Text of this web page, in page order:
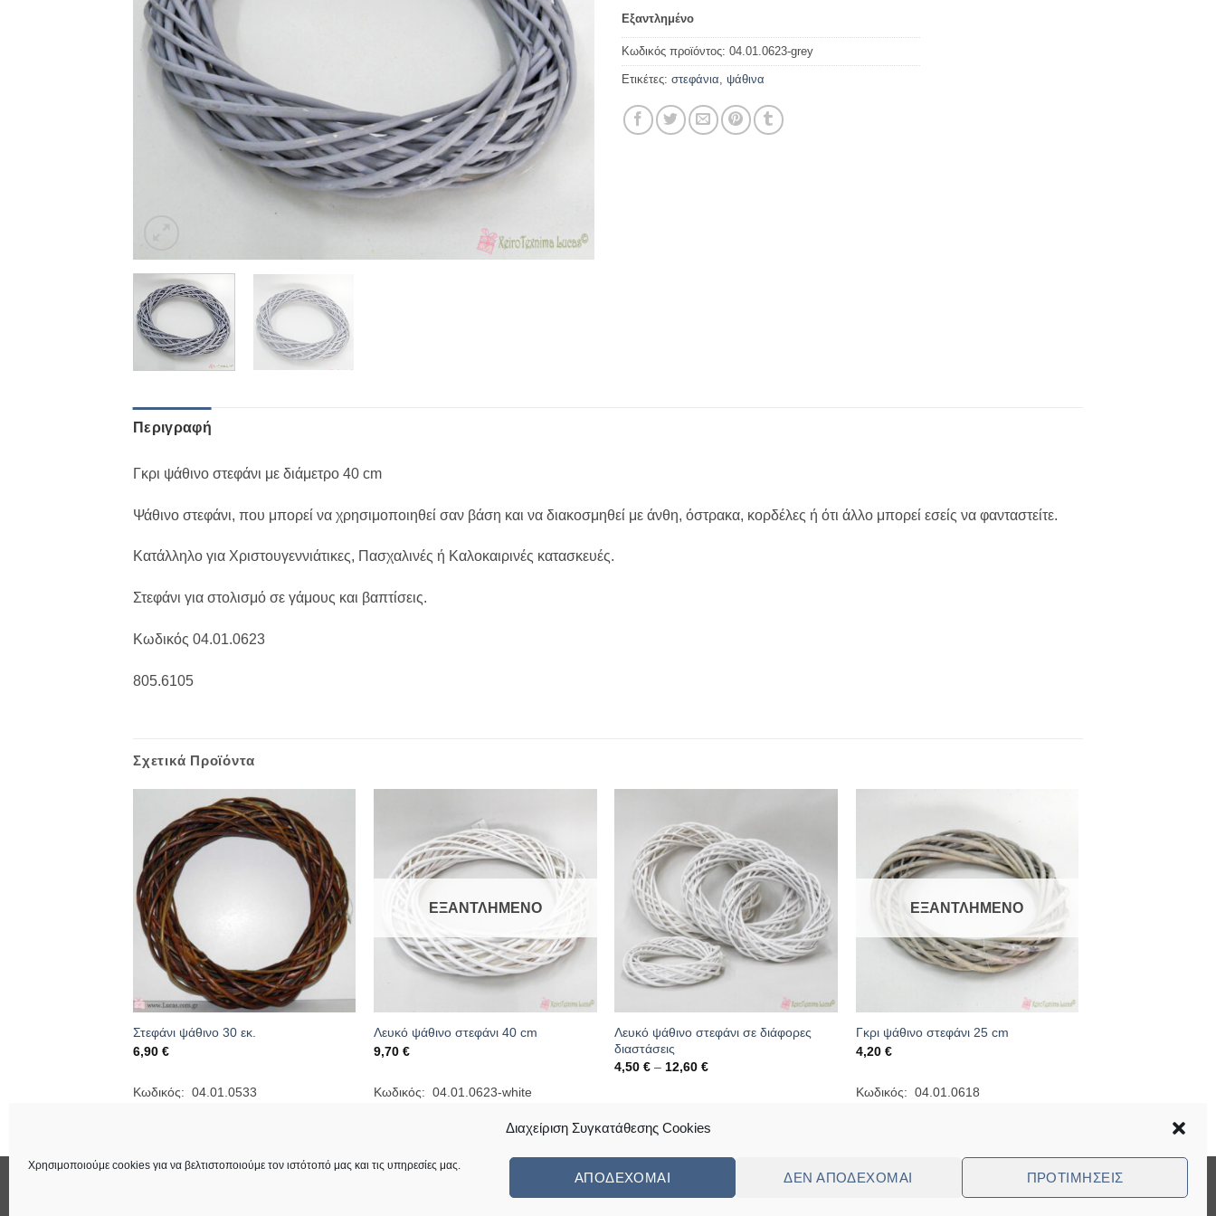
Διαχείριση Συγκατάθεσης Cookies
Χρησιμοποιούμε cookies για να βελτιστοποιούμε τον ιστότοπό μας και τις υπηρεσίες μας.
ΑΠΟΔΈΧΟΜΑΙ ΔΕΝ ΑΠΟΔΈΧΟΜΑΙ ΠΡΟΤΙΜΉΣΕΙΣ
Εξαντλημένο
Κωδικός προϊόντος: 04.01.0623-grey
Ετικέτες: στεφάνια, ψάθινα
Περιγραφή
Γκρι ψάθινο στεφάνι με διάμετρο 40 cm
Ψάθινο στεφάνι, που μπορεί να χρησιμοποιηθεί σαν βάση και να διακοσμηθεί με άνθη, όστρακα, κορδέλες ή ότι άλλο μπορεί εσείς να φανταστείτε.
Κατάλληλο για Χριστουγεννιάτικες, Πασχαλινές ή Καλοκαιρινές κατασκευές.
Στεφάνι για στολισμό σε γάμους και βαπτίσεις.
Κωδικός 04.01.0623
805.6105
Σχετικά Προϊόντα
Στεφάνι ψάθινο 30 εκ.
6,90 €
Κωδικός: 04.01.0533
ΕΞΑΝΤΛΗΜΈΝΟ
Λευκό ψάθινο στεφάνι 40 cm
9,70€
Κωδικός: 04.01.0623-white
Λευκό ψάθινο στεφάνι σε διάφορες
διαστάσεις
4,50€ – 12,60€Price
ΕΞΑΝΤΛΗΜΈΝΟ
Γκρι ψάθινο στεφάνι 25 cm
4,20 €
Κωδικός: 04.01.0618
Visa
Bank
Cash